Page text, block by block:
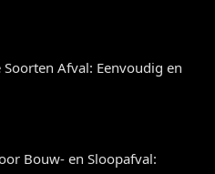
Afval: Eenvoudig en
Bouw- en Sloopafval: